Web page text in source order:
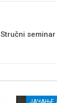
Stručni